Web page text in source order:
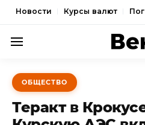
Новости Курсы валют
ПОЛИТИКА
ЭКОНОМИКА
ОБЩЕСТВО
ОБЩЕСТВО
Теракт в